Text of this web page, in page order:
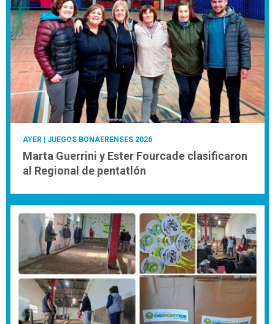
AYER | JUEGOS BONAERENSES 2026
Marta Guerrini y Ester Fourcade clasificaron
al Regional de pentatlón